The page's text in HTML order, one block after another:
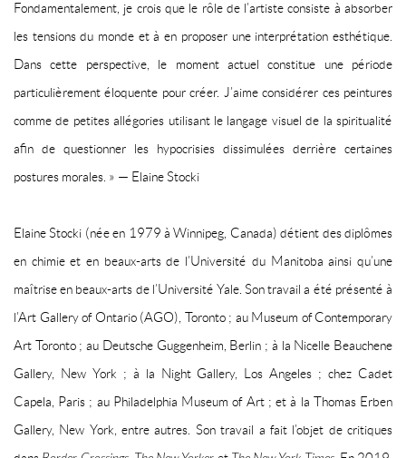
Fondamentalement, je crois que le rôle de l’artiste consiste à absorber
les tensions du monde et à en proposer une interprétation esthétique.
Dans cette perspective, le moment actuel constitue une période
particulièrement éloquente pour créer. J’aime considérer ces peintures
comme de petites allégories utilisant le langage visuel de la spiritualité
afin de questionner les hypocrisies dissimulées derrière certaines
postures morales. » — Elaine Stocki
Elaine Stocki (née en 1979 à Winnipeg, Canada) détient des diplômes
en chimie et en beaux-arts de l’Université du Manitoba ainsi qu’une
maîtrise en beaux-arts de l’Université Yale. Son travail a été présenté à
l’Art Gallery of Ontario (AGO), Toronto ; au Museum of Contemporary
Art Toronto ; au Deutsche Guggenheim, Berlin ; à la Nicelle Beauchene
Gallery, New York ; à la Night Gallery, Los Angeles ; chez Cadet
Capela, Paris ; au Philadelphia Museum of Art ; et à la Thomas Erben
Gallery, New York, entre autres. Son travail a fait l’objet de critiques